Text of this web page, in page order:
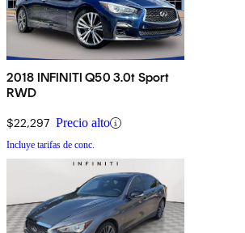
2018 INFINITI Q50 3.0t Sport
RWD
$22,297 Precio alto
Incluye tarifas de conc.